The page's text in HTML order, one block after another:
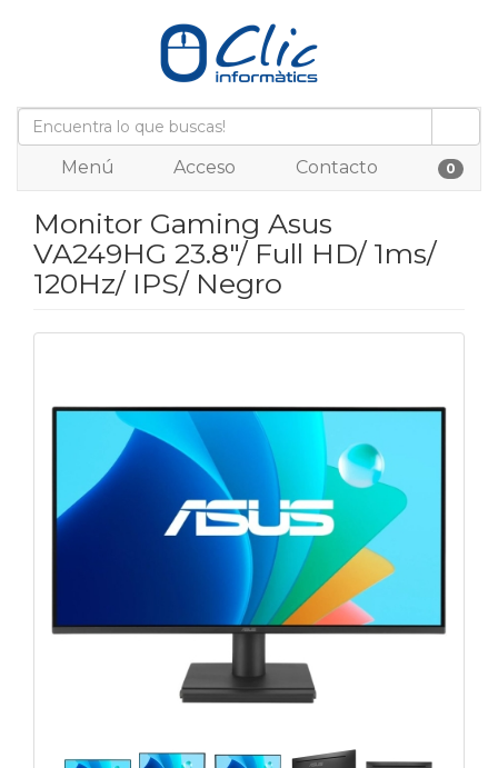
Menú Acceso Contacto 0
Monitor Gaming Asus
VA249HG 23.8"/ Full HD/ 1ms/
120Hz/ IPS/ Negro